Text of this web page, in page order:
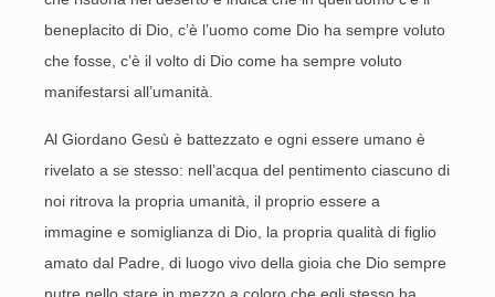
beneplacito di Dio, c’è l’uomo come Dio ha sempre voluto
che fosse, c’è il volto di Dio come ha sempre voluto
manifestarsi all’umanità.
Al Giordano Gesù è battezzato e ogni essere umano è
rivelato a se stesso: nell’acqua del pentimento ciascuno di
noi ritrova la propria umanità, il proprio essere a
immagine e somiglianza di Dio, la propria qualità di figlio
amato dal Padre, di luogo vivo della gioia che Dio sempre